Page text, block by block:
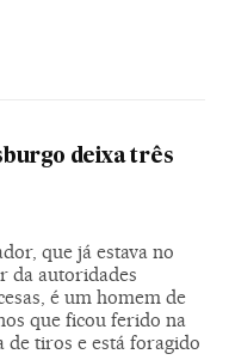
deixa três
que já estava no
da autoridades
é um homem de
que ficou ferido na
de tiros e está foragido